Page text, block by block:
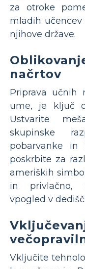
za otroke
mladih
njihove države.
načrtov
Priprava učnih
ume, je ključ
Ustvarite
skupinske
pobarvanke in
poskrbite za
ameriških
in privlačno,
vpogled v
Vključite